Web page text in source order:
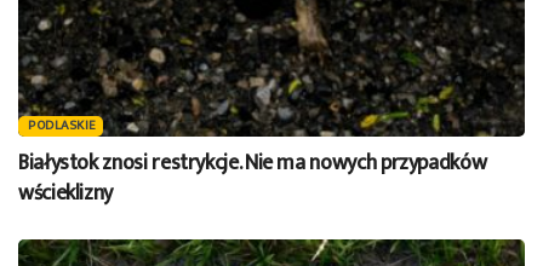
PODLASKIE
Białystok znosi restrykcje. Nie ma nowych przypadków
wścieklizny